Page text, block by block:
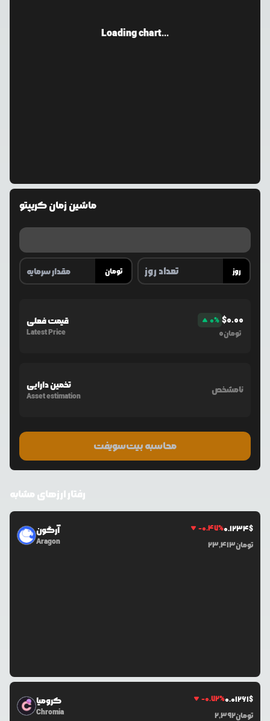
Loading chart...
ماشین زمان کریپتو
تومان روز
قیمت فعلی
Latest Price
0% $0.00
0تومان
تخمین دارایی
Asset estimation
نامشخص
محاسبه بیت‌سویفت
رفتار ارزهای مشابه
آرگون
Aragon
-0.47%0.1234$
23,413تومان
کرومیا
Chromia
-0.72%0.01261$
2,392تومان